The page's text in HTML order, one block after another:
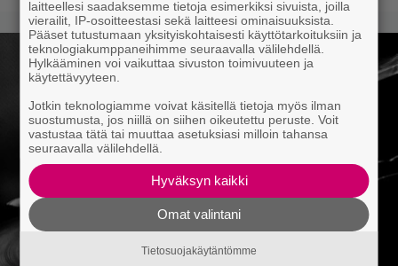
laitteellesi saadaksemme tietoja esimerkiksi sivuista, joilla
vierailit, IP-osoitteestasi sekä laitteesi ominaisuuksista.
Pääset tutustumaan yksityiskohtaisesti käyttötarkoituksiin ja
teknologiakumppaneihimme seuraavalla välilehdellä.
Hylkääminen voi vaikuttaa sivuston toimivuuteen ja
käytettävyyteen.
Jotkin teknologiamme voivat käsitellä tietoja myös ilman
suostumusta, jos niillä on siihen oikeutettu peruste. Voit
vastustaa tätä tai muuttaa asetuksiasi milloin tahansa
seuraavalla välilehdellä.
Hyväksyn kaikki
Omat valintani
Tietosuojakäytäntömme